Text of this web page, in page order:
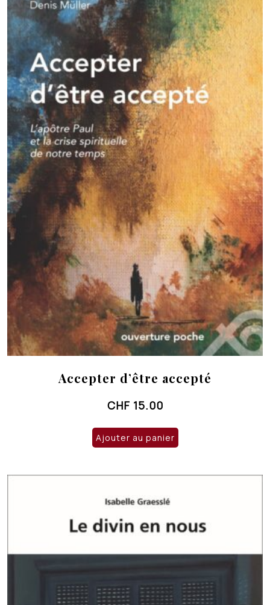
Accepter d’être accepté
CHF 15.00
Ajouter au panier